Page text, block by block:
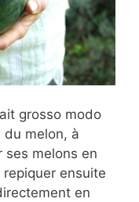
grosso modo
du melon, à
ses melons en
ensuite
en